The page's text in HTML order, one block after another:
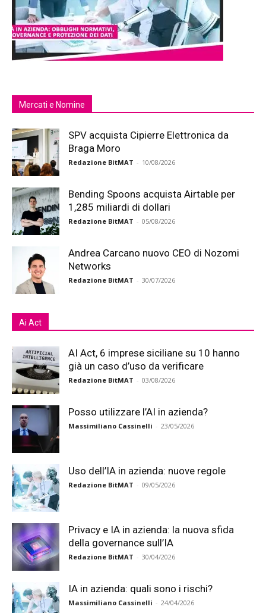
Mercati e Nomine
SPV acquista Cipierre Elettronica da
Braga Moro
Redazione BitMAT - 10/08/2026
Bending Spoons acquista Airtable per
1,285 miliardi di dollari
Redazione BitMAT - 05/08/2026
Andrea Carcano nuovo CEO di Nozomi
Networks
Redazione BitMAT - 30/07/2026
Ai Act
AI Act, 6 imprese siciliane su 10 hanno
già un caso d’uso da verificare
Redazione BitMAT - 03/08/2026
Posso utilizzare l’AI in azienda?
Massimiliano Cassinelli - 23/05/2026
Uso dell’IA in azienda: nuove regole
Redazione BitMAT - 09/05/2026
Privacy e IA in azienda: la nuova sfida
della governance sull’IA
Redazione BitMAT - 30/04/2026
IA in azienda: quali sono i rischi?
Massimiliano Cassinelli - 24/04/2026